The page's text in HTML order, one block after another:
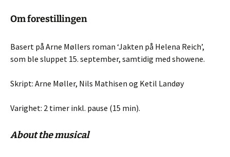
Om forestillingen
Basert på Arne Møllers roman ‘Jakten på Helena Reich’,
som ble sluppet 15. september, samtidig med showene.
Skript: Arne Møller, Nils Mathisen og Ketil Landøy
Varighet: 2 timer inkl. pause (15 min).
About the musical